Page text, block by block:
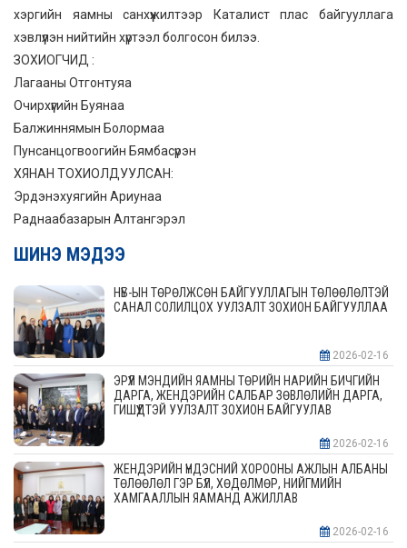
хэргийн яамны санхүүжилтээр Каталист плас байгууллага
хэвлүүлэн нийтийн хүртээл болгосон билээ.
ЗОХИОГЧИД :
Лагааны Отгонтуяа
Очирхүүгийн Буянаа
Балжиннямын Болормаа
Пунсанцогвоогийн Бямбасүрэн
ХЯНАН ТОХИОЛДУУЛСАН:
Эрдэнэхуягийн Ариунаа
Раднаабазарын Алтангэрэл
ШИНЭ МЭДЭЭ
НҮБ-ЫН ТӨРӨЛЖСӨН БАЙГУУЛЛАГЫН ТӨЛӨӨЛӨЛТЭЙ
САНАЛ СОЛИЛЦОХ УУЛЗАЛТ ЗОХИОН БАЙГУУЛЛАА
2026-02-16
ЭРҮҮЛ МЭНДИЙН ЯАМНЫ ТӨРИЙН НАРИЙН БИЧГИЙН
ДАРГА, ЖЕНДЭРИЙН САЛБАР ЗӨВЛӨЛИЙН ДАРГА,
ГИШҮҮДТЭЙ УУЛЗАЛТ ЗОХИОН БАЙГУУЛАВ
2026-02-16
ЖЕНДЭРИЙН ҮНДЭСНИЙ ХОРООНЫ АЖЛЫН АЛБАНЫ
ТӨЛӨӨЛӨЛ ГЭР БҮЛ, ХӨДӨЛМӨР, НИЙГМИЙН
ХАМГААЛЛЫН ЯАМАНД АЖИЛЛАВ
2026-02-16